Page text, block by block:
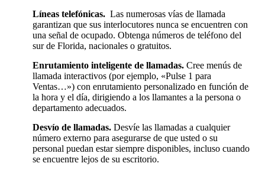
Líneas telefónicas.Las numerosas vías de llamada
garantizan que sus interlocutores nunca se encuentren con
una señal de ocupado. Obtenga números de teléfono del
sur de Florida, nacionales o gratuitos.
Enrutamiento inteligente de llamadas.Cree menús de
llamada interactivos (por ejemplo, «Pulse 1 para
Ventas…») con enrutamiento personalizado en función de
la hora y el día, dirigiendo a los llamantes a la persona o
departamento adecuados.
Desvío de llamadas.Desvíe las llamadas a cualquier
número externo para asegurarse de que usted o su
personal puedan estar siempre disponibles, incluso cuando
se encuentre lejos de su escritorio.